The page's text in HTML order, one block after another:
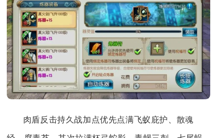
肉盾反击持久战加点优先点满飞蚁庇护、散魂